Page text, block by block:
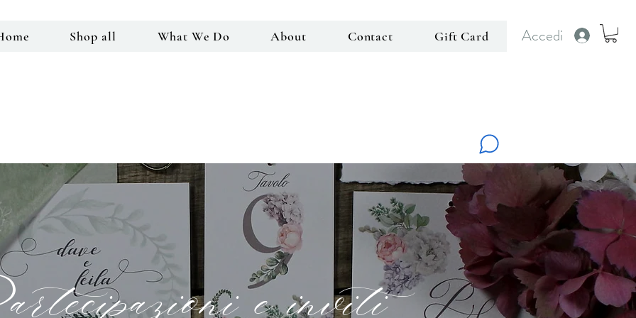
Shop all What We Do About Contact Gift Card Accedi